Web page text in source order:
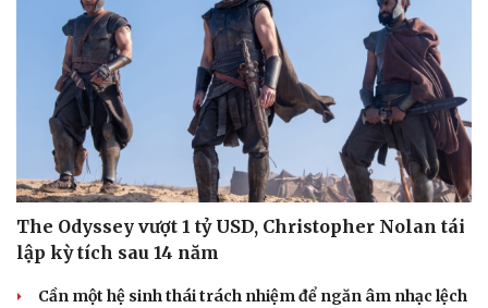
The Odyssey vượt 1 tỷ USD, Christopher Nolan tái
lập kỳ tích sau 14 năm
Cần một hệ sinh thái trách nhiệm để ngăn âm nhạc lệch